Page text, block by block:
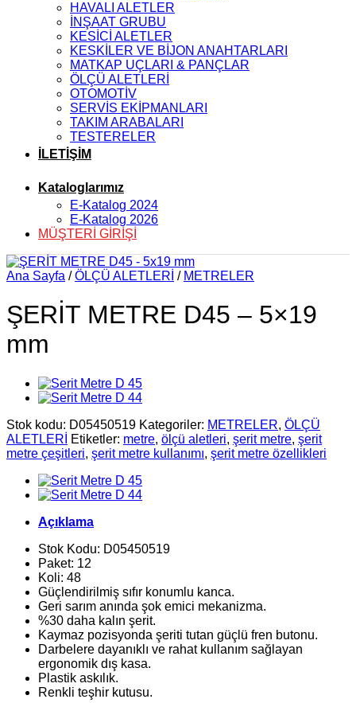
HAVALI ALETLER
İNŞAAT GRUBU
KESİCİ ALETLER
KESKİLER VE BİJON ANAHTARLARI
MATKAP UÇLARI & PANÇLAR
ÖLÇÜ ALETLERİ
OTOMOTİV
SERVİS EKİPMANLARI
TAKIM ARABALARI
TESTERELER
İLETİŞİM
Kataloglarımız
E-Katalog 2024
E-Katalog 2026
MÜŞTERİ GİRİŞİ
Ana Sayfa / ÖLÇÜ ALETLERİ / METRELER
ŞERİT METRE D45 – 5×19
mm
Stok kodu: D05450519 Kategoriler: METRELER, ÖLÇÜ
ALETLERİ
Etiketler: metre, ölçü aletleri, şerit metre, şerit
metre çeşitleri, şerit metre kullanımı, şerit metre özellikleri
Açıklama
Stok Kodu: D05450519
Paket: 12
Koli: 48
Güçlendirilmiş sıfır konumlu kanca.
Geri sarım anında şok emici mekanizma.
%30 daha kalın şerit.
Kaymaz pozisyonda şeriti tutan güçlü fren butonu.
Darbelere dayanıklı ve rahat kullanım sağlayan
ergonomik dış kasa.
Plastik askılık.
Renkli teşhir kutusu.